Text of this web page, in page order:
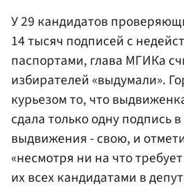
У 29 кандидатов
14 тысяч подписей с
паспортами, глава МГИКа
избирателей «выдумали».
курьезом то, что
сдала только одну подпись
выдвижения - свою, и
«несмотря ни на что
их всех кандидатами в